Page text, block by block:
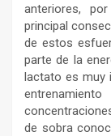
anteriores,
principal
de estos
parte de la
lactato es muy
de sobra